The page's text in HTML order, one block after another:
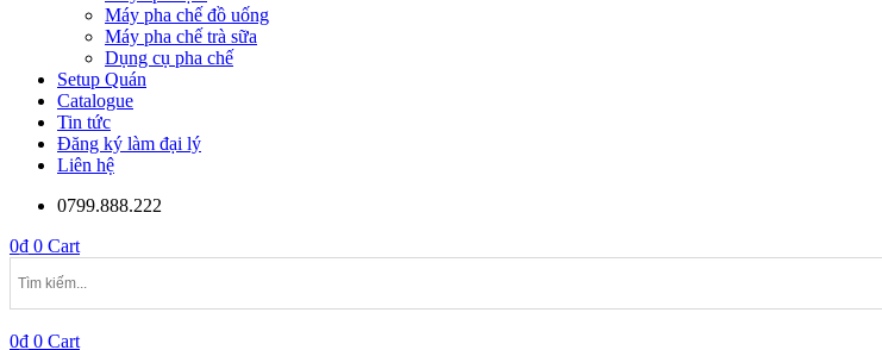
Máy pha chế đồ uống
Máy pha chế trà sữa
Dụng cụ pha chế
Setup Quán
Catalogue
Tin tức
Đăng ký làm đại lý
Liên hệ
0799.888.222
0₫ 0 Cart
0₫ 0 Cart